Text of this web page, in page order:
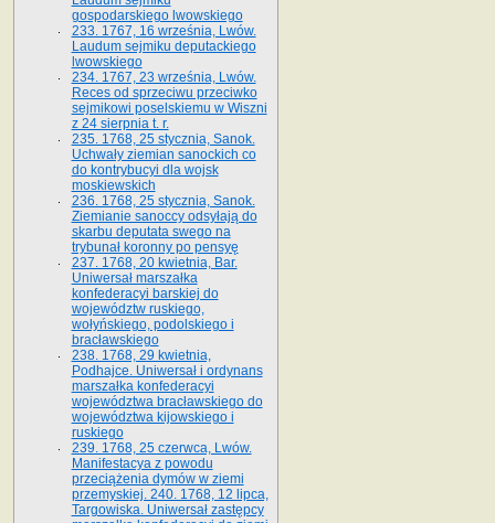
gospodarskiego lwowskiego
233. 1767, 16 września, Lwów.
Laudum sejmiku deputackiego
lwowskiego
234. 1767, 23 września, Lwów.
Reces od sprzeciwu przeciwko
sejmikowi poselskiemu w Wiszni
z 24 sierpnia t. r.
235. 1768, 25 stycznia, Sanok.
Uchwały ziemian sanockich co
do kontrybucyi dla wojsk
moskiewskich
236. 1768, 25 stycznia, Sanok.
Ziemianie sanoccy odsyłają do
skarbu deputata swego na
trybunał koronny po pensyę
237. 1768, 20 kwietnia, Bar.
Uniwersał marszałka
konfederacyi barskiej do
województw ruskiego,
wołyńskiego, podolskiego i
bracławskiego
238. 1768, 29 kwietnia,
Podhajce. Uniwersał i ordynans
marszałka konfederacyi
województwa bracławskiego do
wo­jewództwa kijowskiego i
ruskiego
239. 1768, 25 czerwca, Lwów.
Manifestacya z powodu
przeciążenia dymów w ziemi
przemyskiej. 240. 1768, 12 lipca,
Targowiska. Uniwersał zastępcy